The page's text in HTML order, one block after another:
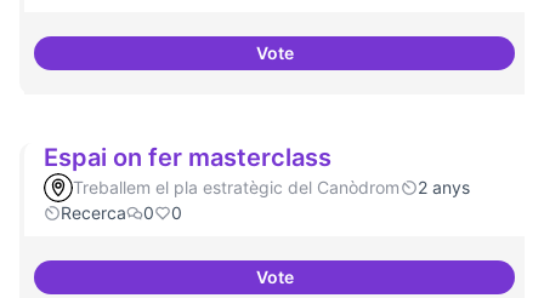
VoteHabitar la plaça
Espai on fer masterclass
Treballem el pla estratègic del Canòdrom
2 anys
Recerca
0 0
VoteEspai on fer masterclass